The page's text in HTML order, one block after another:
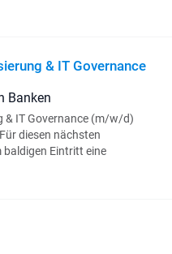
& IT Governance
Banken
& IT Governance (m/w/d)
diesen nächsten
Eintritt eine